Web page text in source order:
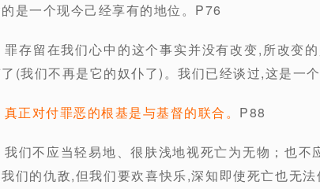
是一个现今己经享有的地位。P76
罪存留在我们心中的这个事实并没有改变,所改变
(我们不再是它的奴仆了)。我们已经谈过,这是一
真正对付罪恶的根基是与基督的联合。 P88
们不应当轻易地、很肤浅地视死亡为无物；也
们的仇敌,但我们要欢喜快乐,深知即使死亡也无